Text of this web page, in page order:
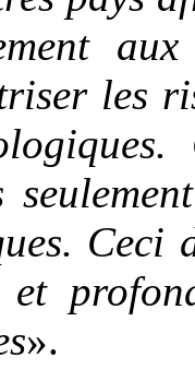
les
Ceci
».